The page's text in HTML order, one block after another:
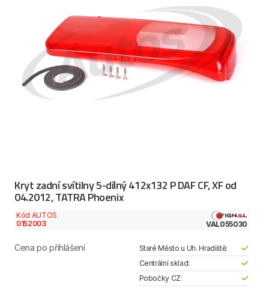
Kryt zadní svítilny 5-dílný 412x132 P DAF CF, XF od
04.2012, TATRA Phoenix
Kód AUTOS
0152003
VAL055030
Cena po přihlášení
Staré Město u Uh. Hradiště:
Centrální sklad:
Pobočky CZ: